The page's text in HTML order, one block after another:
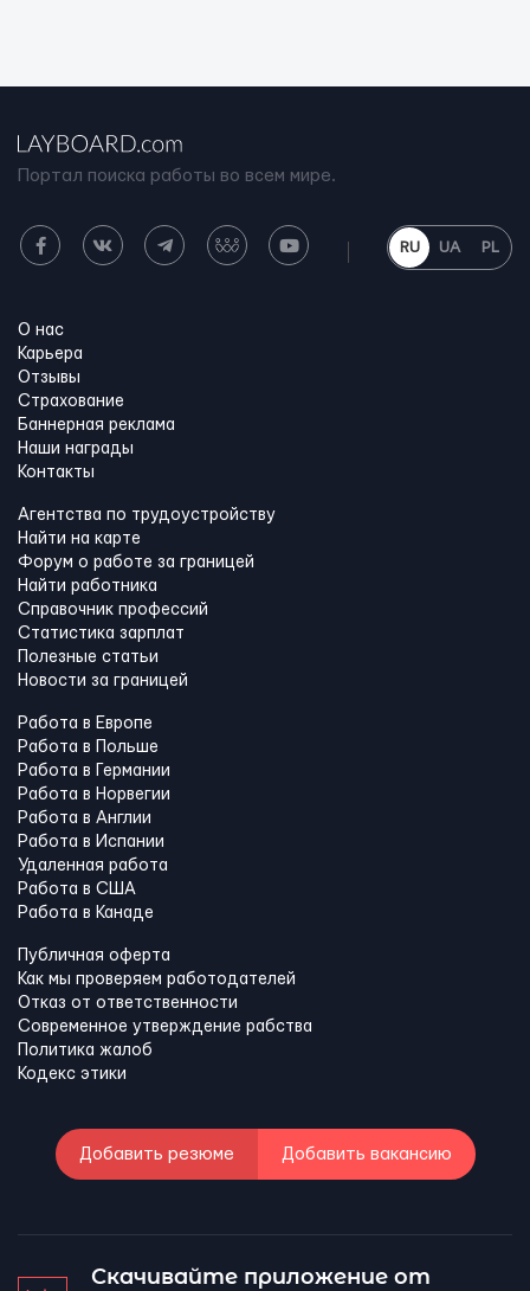
Портал поиска работы во всем мире.
RU UA PL
О нас
Карьера
Отзывы
Страхование
Баннерная реклама
Наши награды
Контакты
Агентства по трудоустройству
Найти на карте
Форум о работе за границей
Найти работника
Справочник профессий
Статистика зарплат
Полезные статьи
Новости за границей
Работа в Европе
Работа в Польше
Работа в Германии
Работа в Норвегии
Работа в Англии
Работа в Испании
Удаленная работа
Работа в США
Работа в Канадe
Публичная оферта
Как мы проверяем работодателей
Отказ от ответственности
Современное утверждение рабства
Политика жалоб
Кодекс этики
Добавить резюме Добавить вакансию
Скачивайте приложение от